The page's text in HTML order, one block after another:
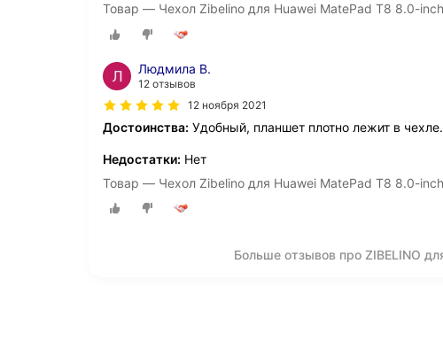
Товар — Чехол Zibelino для Huawei MatePad T8 8.0-
Людмила В.
12 отзывов
12 ноября 2021
Достоинства: Удобный, планшет плотно лежит в чехле.
Недостатки: Нет
Товар — Чехол Zibelino для Huawei MatePad T8 8.0-
Больше отзывов про ZIBELINO